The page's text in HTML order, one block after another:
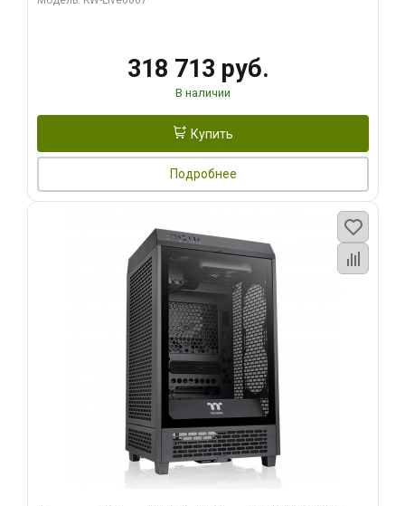
318 713 руб.
В наличии
Купить
Подробнее